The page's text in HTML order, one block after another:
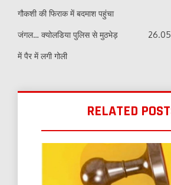
navigation
गौकशी की फिराक में बदमाश पहुंचा
जंगल… क्योलडिया पुलिस से मुठभेड़
में पैर में लगी गोली
RELATED